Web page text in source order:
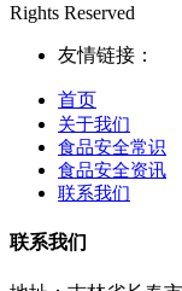
Rights Reserved
友情链接：
首页
关于我们
食品安全常识
食品安全资讯
联系我们
联系我们